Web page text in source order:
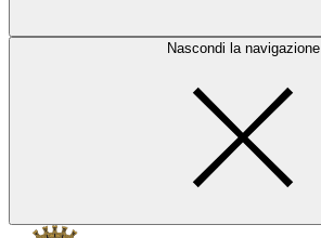
Nascondi la navigazione